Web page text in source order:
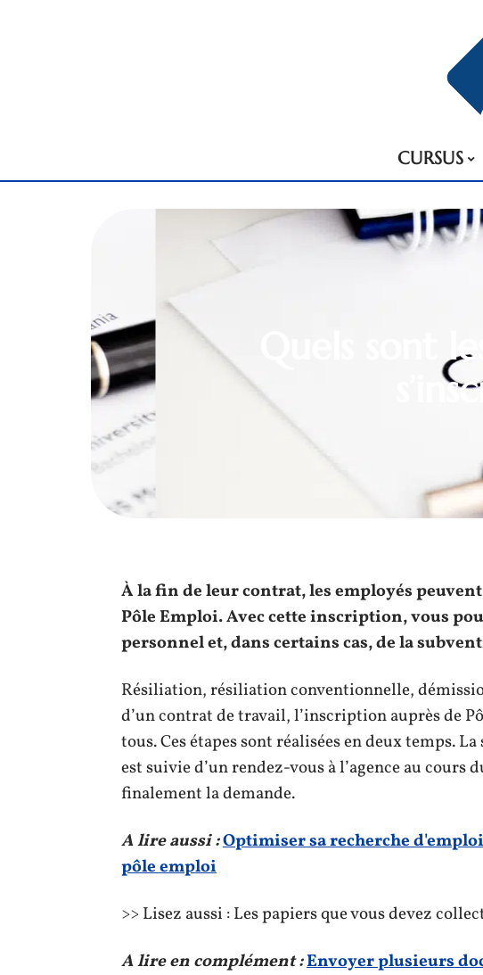
CURSUS
Quels sont
À la fin de leur contrat, les employés
Pôle Emploi. Avec cette inscription, vous
personnel et, dans certains cas, de la
Résiliation, résiliation conventionnelle,
d’un contrat de travail, l’inscription auprès de
tous. Ces étapes sont réalisées en deux temps.
est suivie d’un rendez-vous à l’agence au
finalement la demande.
A lire aussi :Optimiser sa recherche
pôle emploi
>> Lisez aussi : Les papiers que vous devez
A lire en complément :Envoyer plusieurs